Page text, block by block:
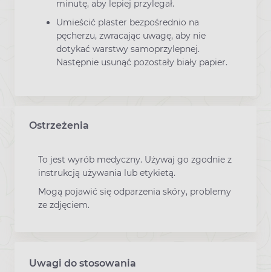
minutę, aby lepiej przylegał.
Umieścić plaster bezpośrednio na
pęcherzu, zwracając uwagę, aby nie
dotykać warstwy samoprzylepnej.
Następnie usunąć pozostały biały papier.
Ostrzeżenia
To jest wyrób medyczny. Używaj go zgodnie z
instrukcją używania lub etykietą.
Mogą pojawić się odparzenia skóry, problemy
ze zdjęciem.
Uwagi do stosowania